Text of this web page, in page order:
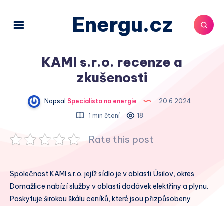
Energu.cz
KAMI s.r.o. recenze a
zkušenosti
Napsal Specialista na energie
20.6.2024
1 min čtení
18
Rate this post
Společnost KAMI s.r.o. jejíž sídlo je v oblasti Úsilov, okres
Domažlice nabízí služby v oblasti dodávek elektřiny a plynu.
Poskytuje širokou škálu ceníků, které jsou přizpůsobeny